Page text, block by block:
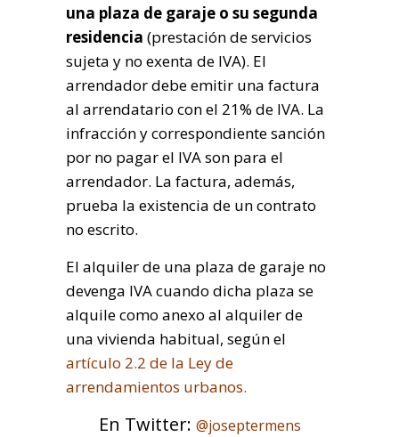
una plaza de garaje o su segunda
residencia (prestación de servicios
sujeta y no exenta de IVA). El
arrendador debe emitir una factura
al arrendatario con el 21% de IVA. La
infracción y correspondiente sanción
por no pagar el IVA son para el
arrendador. La factura, además,
prueba la existencia de un contrato
no escrito.
El alquiler de una plaza de garaje no
devenga IVA cuando dicha plaza se
alquile como anexo al alquiler de
una vivienda habitual, según el
artículo 2.2 de la Ley de
arrendamientos urbanos.
En Twitter: @joseptermens